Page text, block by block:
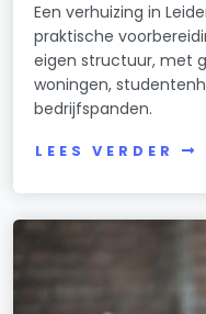
Een verhuizing in
praktische
eigen structuur, met
woningen,
bedrijfspanden.
LEES VERDER